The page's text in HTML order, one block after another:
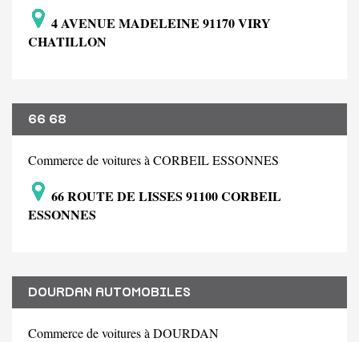
4 AVENUE MADELEINE 91170 VIRY
CHATILLON
66 68
Commerce de voitures à CORBEIL ESSONNES
66 ROUTE DE LISSES 91100 CORBEIL
ESSONNES
DOURDAN AUTOMOBILES
Commerce de voitures à DOURDAN